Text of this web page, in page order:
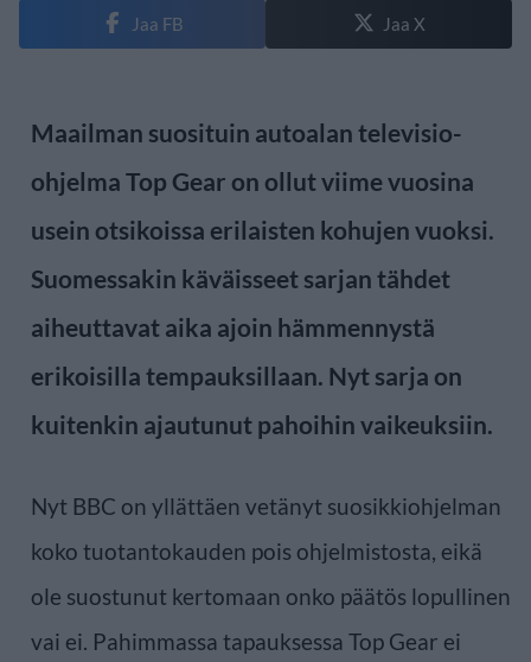
Jaa FB Jaa X
Maailman suosituin autoalan televisio-
ohjelma Top Gear on ollut viime vuosina
usein otsikoissa erilaisten kohujen vuoksi.
Suomessakin käväisseet sarjan tähdet
aiheuttavat aika ajoin hämmennystä
erikoisilla tempauksillaan. Nyt sarja on
kuitenkin ajautunut pahoihin vaikeuksiin.
Nyt BBC on yllättäen vetänyt suosikkiohjelman
koko tuotantokauden pois ohjelmistosta, eikä
ole suostunut kertomaan onko päätös lopullinen
vai ei. Pahimmassa tapauksessa Top Gear ei